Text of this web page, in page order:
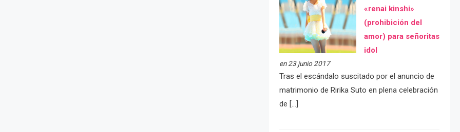
«renai kinshi»
(prohibición del
amor) para señoritas
idol
en 23 junio 2017
Tras el escándalo suscitado por el anuncio de
matrimonio de Ririka Suto en plena celebración
de […]